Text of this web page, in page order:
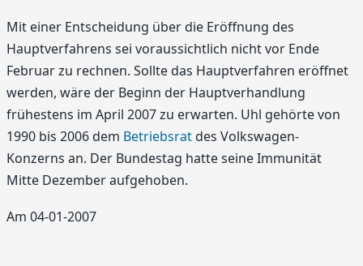
Mit einer Entscheidung über die Eröffnung des
Hauptverfahrens sei voraussichtlich nicht vor Ende
Februar zu rechnen. Sollte das Hauptverfahren eröffnet
werden, wäre der Beginn der Hauptverhandlung
frühestens im April 2007 zu erwarten. Uhl gehörte von
1990 bis 2006 dem Betriebsratdes Volkswagen-
Konzerns an. Der Bundestag hatte seine Immunität
Mitte Dezember aufgehoben.
Am 04-01-2007